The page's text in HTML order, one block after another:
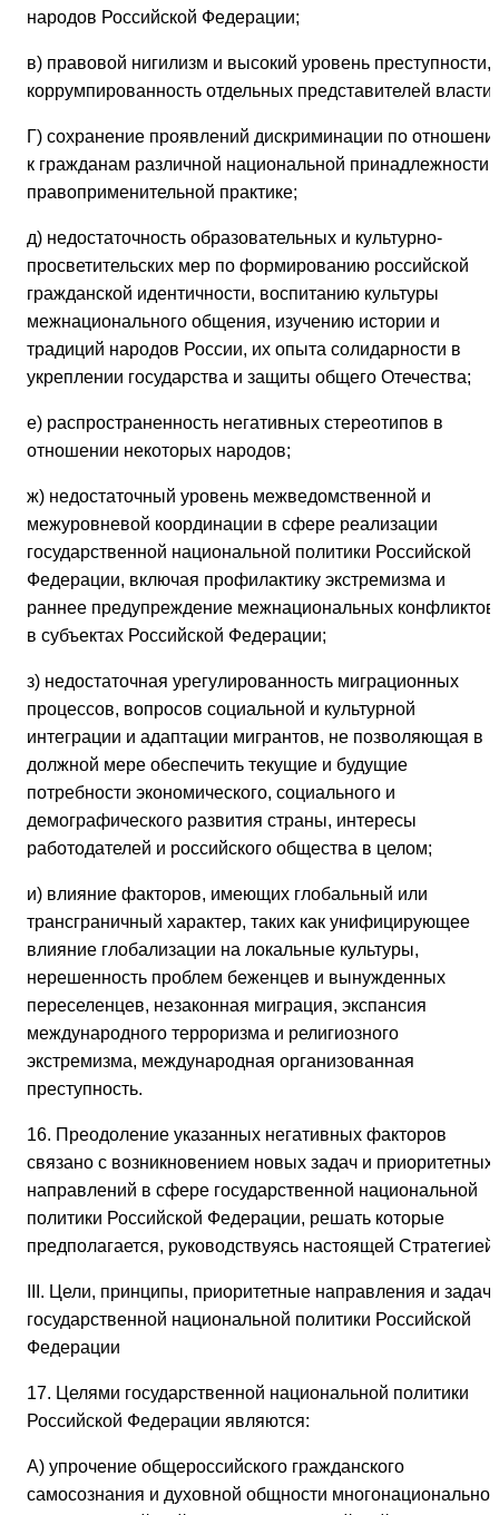
народов Российской Федерации;
в) правовой нигилизм и высокий уровень преступности,
коррумпированность отдельных представителей власти;
Г) сохранение проявлений дискриминации по
к гражданам различной национальной принадлежности
правоприменительной практике;
д) недостаточность образовательных и культурно-
просветительских мер по формированию российской
гражданской идентичности, воспитанию культуры
межнационального общения, изучению истории и
традиций народов России, их опыта солидарности в
укреплении государства и защиты общего Отечества;
е) распространенность негативных стереотипов в
отношении некоторых народов;
ж) недостаточный уровень межведомственной и
межуровневой координации в сфере реализации
государственной национальной политики Российской
Федерации, включая профилактику экстремизма и
раннее предупреждение межнациональных конфликтов
в субъектах Российской Федерации;
з) недостаточная урегулированность миграционных
процессов, вопросов социальной и культурной
интеграции и адаптации мигрантов, не позволяющая в
должной мере обеспечить текущие и будущие
потребности экономического, социального и
демографического развития страны, интересы
работодателей и российского общества в целом;
и) влияние факторов, имеющих глобальный или
трансграничный характер, таких как унифицирующее
влияние глобализации на локальные культуры,
нерешенность проблем беженцев и вынужденных
переселенцев, незаконная миграция, экспансия
международного терроризма и религиозного
экстремизма, международная организованная
преступность.
16. Преодоление указанных негативных факторов
связано с возникновением новых задач и приоритетных
направлений в сфере государственной национальной
политики Российской Федерации, решать которые
предполагается, руководствуясь настоящей Стратегией.
III. Цели, принципы, приоритетные направления и
государственной национальной политики Российской
Федерации
17. Целями государственной национальной политики
Российской Федерации являются:
А) упрочение общероссийского гражданского
самосознания и духовной общности